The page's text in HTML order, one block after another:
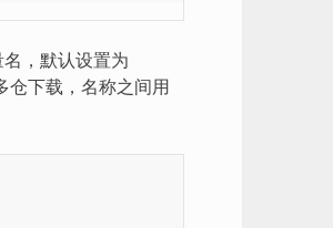
名，默认设置为
仓下载，名称之间用